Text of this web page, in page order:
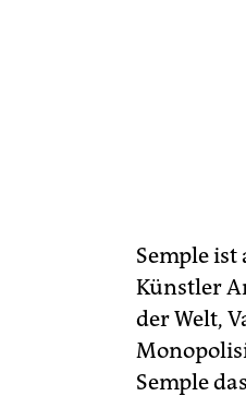
Semple
Künstler
der Welt,
Semple